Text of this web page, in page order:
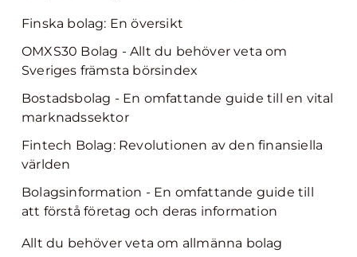
Finska bolag: En översikt
OMXS30 Bolag - Allt du behöver veta om
Sveriges främsta börsindex
Bostadsbolag - En omfattande guide till en vital
marknadssektor
Fintech Bolag: Revolutionen av den finansiella
världen
Bolagsinformation - En omfattande guide till
att förstå företag och deras information
Allt du behöver veta om allmänna bolag